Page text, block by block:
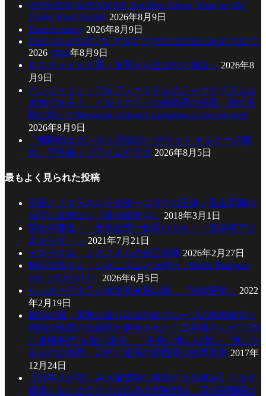
[EPISODE] &TEAM KR 2nd Mini Album ‘Mark on Me’
Trailer Shoot Behind 2026年8月9日
Time is money 2026年8月9日
כך בכיר חמאס משתמש בתחקיר “הארץ” כדי להכחיש את הטבח
בנובה2026年8月9日
ロスチャイルド家～迫害から生まれた物語～ 2026年8
月9日
ベンジャミン・フルフォードさんのジャーナリズムは
本物である！ イルミナティの補助霊の意図、謎の言
動に関してBenjamin Fulford’s journalism is the real deal!
2026年8月9日
『機動戦士ガンダム 閃光のハサウェイ キルケーの魔
女』予告編｜プライムビデオ 2026年8月5日
最もよく見られた投稿
天皇とイスラエル十支族〜ユダヤの正体／落合莞爾の
活字に出来ない《落合秘史４》
2018年3月1日
閉会中審査・・安倍総理一転受け入れ！！支持率下げ
止まらず・・
2021年7月21日
イスラエル、シオニズムの自己崩壊 2026年2月27日
鶴見太郎さん「シオニズムとは何か」Radio Dialogue
260（2026/5/13）
2026年6月5日
らっきーデタラメ放送局★第24回 『W総選挙』
2022
年2月19日
裁判の闇 実態は振り込め詐欺グループの報復殺害と
同様の検察の壮絶闇が解明された！三井環さんが”口封
じ逮捕事件”を振り返る 「告発に悔いは無い。悔いが
あるのは検察」口封じ逮捕の総指揮は検事総長 2017年
12月24日
【日本人が苦しみ大量虐殺に参加する仕組み】ドルが
暴落しないカラクリは日本の刑事司法、霞が関機構の